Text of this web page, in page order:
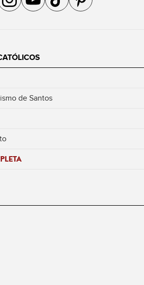
de Santos